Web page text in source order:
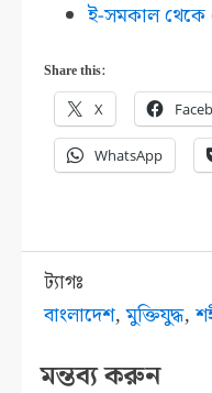
ই-সমকাল থেকে
Share this:
X
WhatsApp
ট্যাগঃ
বাংলাদেশ,মুক্তিযুদ্ধ,
মন্তব্য করুন